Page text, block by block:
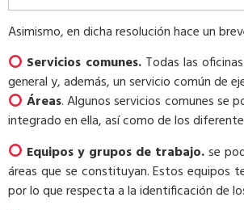
Asimismo, en dicha resolución hace un
Servicios comunes.Todas las
general y, además, un servicio común de
Áreas. Algunos servicios comunes se
integrado en ella, así como de los
Equipos y grupos de trabajo.se
áreas que se constituyan. Estos equipos
por lo que respecta a la identificación de